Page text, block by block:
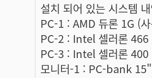
설치 되어 있는 시스템
PC-1 : AMD 듀론 1G (
PC-2 : Intel 셀러론 466
PC-3 : Intel 셀러론 400
모니터-1 : PC-bank